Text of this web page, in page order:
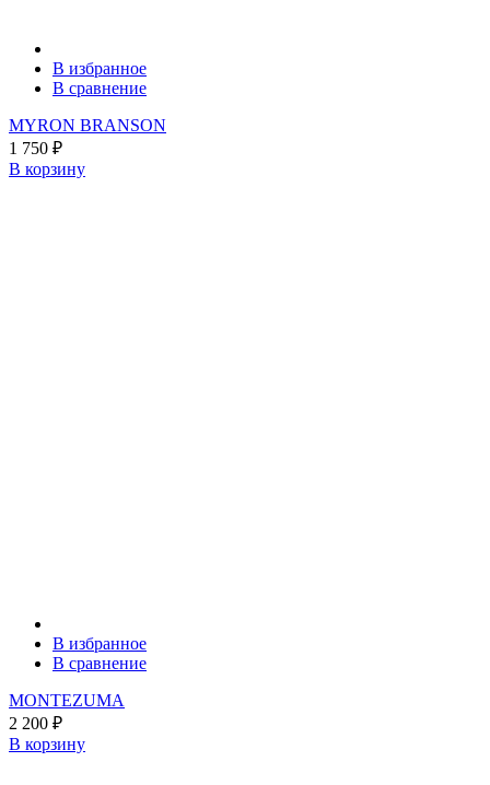
В избранное
В сравнение
MYRON BRANSON
1 750 ₽
В корзину
В избранное
В сравнение
MONTEZUMA
2 200 ₽
В корзину